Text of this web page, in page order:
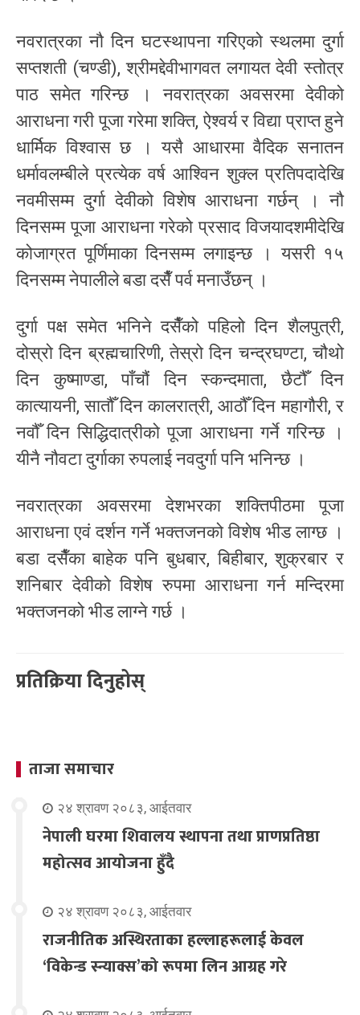
नवरात्रका नौ दिन घटस्थापना गरिएको स्थलमा दुर्गा
सप्तशती (चण्डी), श्रीमद्देवीभागवत लगायत देवी स्तोत्र
पाठ समेत गरिन्छ । नवरात्रका अवसरमा देवीको
आराधना गरी पूजा गरेमा शक्ति, ऐश्वर्य र विद्या प्राप्त हुने
धार्मिक विश्वास छ । यसै आधारमा वैदिक सनातन
धर्मावलम्बीले प्रत्येक वर्ष आश्विन शुक्ल प्रतिपदादेखि
नवमीसम्म दुर्गा देवीको विशेष आराधना गर्छन् । नौ
दिनसम्म पूजा आराधना गरेको प्रसाद विजयादशमीदेखि
कोजाग्रत पूर्णिमाका दिनसम्म लगाइन्छ । यसरी १५
दिनसम्म नेपालीले बडा दसैँ पर्व मनाउँछन् ।
दुर्गा पक्ष समेत भनिने दसैँको पहिलो दिन शैलपुत्री,
दोस्रो दिन ब्रह्मचारिणी, तेस्रो दिन चन्द्रघण्टा, चौथो
दिन कुष्माण्डा, पाँचौं दिन स्कन्दमाता, छैटौँ दिन
कात्यायनी, सातौँ दिन कालरात्री, आठौँ दिन महागौरी, र
नवौँ दिन सिद्धिदात्रीको पूजा आराधना गर्ने गरिन्छ ।
यीनै नौवटा दुर्गाका रुपलाई नवदुर्गा पनि भनिन्छ ।
नवरात्रका अवसरमा देशभरका शक्तिपीठमा पूजा
आराधना एवं दर्शन गर्ने भक्तजनको विशेष भीड लाग्छ ।
बडा दसैँका बाहेक पनि बुधबार, बिहीबार, शुक्रबार र
शनिबार देवीको विशेष रुपमा आराधना गर्न मन्दिरमा
भक्तजनको भीड लाग्ने गर्छ ।
प्रतिक्रिया दिनुहोस्
ताजा समाचार
२४ श्रावण २०८३, आईतवार
नेपाली घरमा शिवालय स्थापना तथा प्राणप्रतिष्ठा
महोत्सव आयोजना हुँदै
२४ श्रावण २०८३, आईतवार
राजनीतिक अस्थिरताका हल्लाहरूलाई केवल
‘विकेन्ड स्न्याक्स’को रूपमा लिन आग्रह गरे